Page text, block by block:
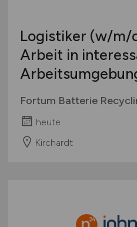
Logistiker (w/m/
Arbeit in
Fortum Batterie
heute
Kirchardt